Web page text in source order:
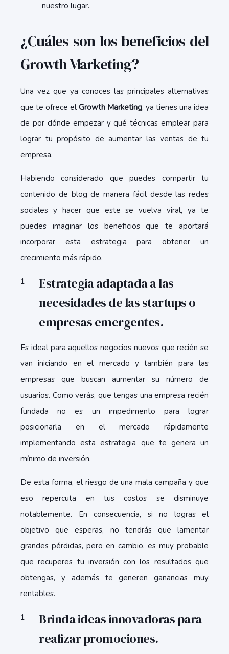
nuestro lugar.
¿Cuáles son los beneficios del
Growth Marketing?
Una vez que ya conoces las principales alternativas
que te ofrece el Growth Marketing, ya tienes una idea
de por dónde empezar y qué técnicas emplear para
lograr tu propósito de aumentar las ventas de tu
empresa.
Habiendo considerado que puedes compartir tu
contenido de blog de manera fácil desde las redes
sociales y hacer que este se vuelva viral, ya te
puedes imaginar los beneficios que te aportará
incorporar esta estrategia para obtener un
crecimiento más rápido.
Estrategia adaptada a las
necesidades de las startups o
empresas emergentes.
Es ideal para aquellos negocios nuevos que recién se
van iniciando en el mercado y también para las
empresas que buscan aumentar su número de
usuarios. Como verás, que tengas una empresa recién
fundada no es un impedimento para lograr
posicionarla en el mercado rápidamente
implementando esta estrategia que te genera un
mínimo de inversión.
De esta forma, el riesgo de una mala campaña y que
eso repercuta en tus costos se disminuye
notablemente. En consecuencia, si no logras el
objetivo que esperas, no tendrás que lamentar
grandes pérdidas, pero en cambio, es muy probable
que recuperes tu inversión con los resultados que
obtengas, y además te generen ganancias muy
rentables.
Brinda ideas innovadoras para
realizar promociones.